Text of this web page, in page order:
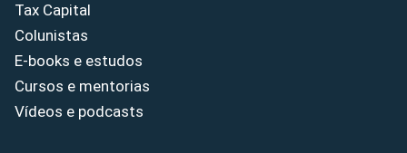
Tax Capital
Colunistas
E-books e estudos
Cursos e mentorias
Vídeos e podcasts